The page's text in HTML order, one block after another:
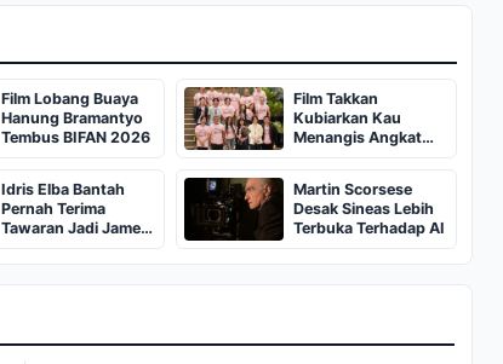
Film Lobang Buaya
Hanung Bramantyo
Tembus BIFAN 2026
Film Takkan
Kubiarkan Kau
Menangis Angkat
Konflik Ibu dan Anak
di Semarang
Idris Elba Bantah
Pernah Terima
Tawaran Jadi James
Bond
Martin Scorsese
Desak Sineas Lebih
Terbuka Terhadap AI